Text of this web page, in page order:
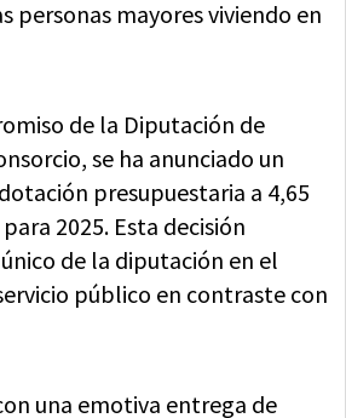
personas mayores viviendo en
de la Diputación de
se ha anunciado un
presupuestaria a 4,65
2025. Esta decisión
de la diputación en el
público en contraste con
una emotiva entrega de